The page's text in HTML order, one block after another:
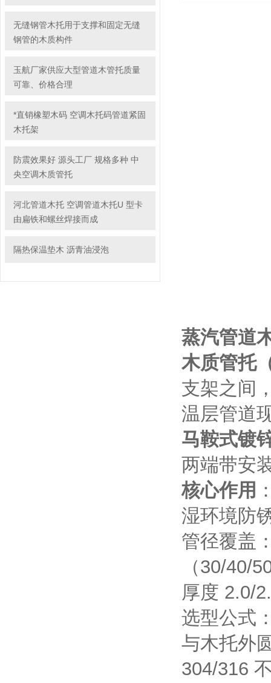
无缝钢管木托用于支撑和固定无缝
钢管的木质构件
玉航厂家供应大型管道木管托质量
可靠、价格合理
*直销橡塑木码 空调木托码管道紧固
木托架
防震效果好 源头工厂 规格多种 中
央空调木质管托
河北管道木托 空调管道木托U 型卡
由扁铁和螺丝焊接而成
隔热保温垫木 沥青油浸泡
蒸汽管道
木质管托
支架之间
温层管道
马鞍式镀
两端带安
核心作用
湿环境防
管径覆盖
（30/40/
厚度 2.0/
选型公式
与木托外
304/316